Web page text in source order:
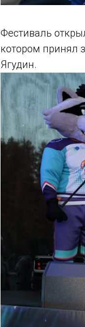
Фестиваль
котором принял
Ягудин.